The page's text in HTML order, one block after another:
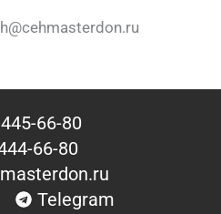
66-80
66-80
Telegram